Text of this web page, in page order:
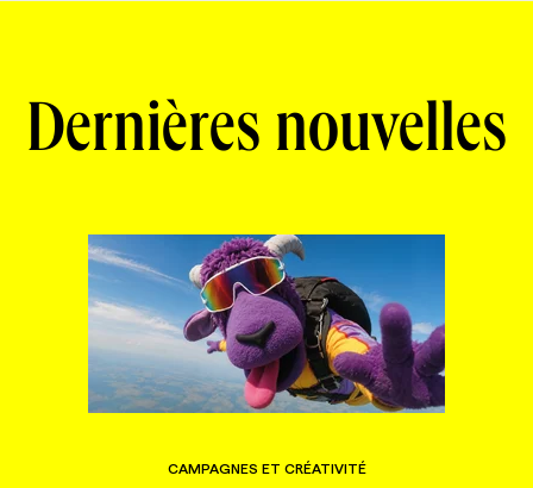
Dernières nouvelles
CAMPAGNES ET CRÉATIVITÉ